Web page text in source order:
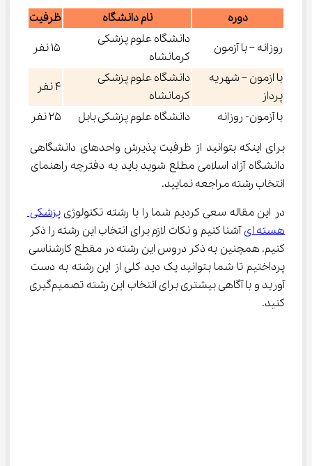
دوره
نام دانشگاه
ظرفیت
روزانه – با آزمون
دانشگاه علوم پزشکی
کرمانشاه
۱۵ نفر
با ازمون – شهریه
پرداز
دانشگاه علوم پزشکی
کرمانشاه
۴ نفر
با آزمون- روزانه
دانشگاه علوم پزشکی بابل
۲۵ نفر
برای اینکه بتوانید از ظرفیت پذیرش واحدهای دانشگاهی
دانشگاه آزاد اسلامی مطلع شوید باید به دفترچه راهنمای
انتخاب رشته مراجعه نمایید.
در این مقاله سعی کردیم شما را با رشته تکنولوژی پزشکی
هسته ای آشنا کنیم و نکات لازم برای انتخاب این رشته را ذکر
کنیم. همچنین به ذکر دروس این رشته در مقطع کارشناسی
پرداختیم تا شما بتوانید یک دید کلی از این رشته به دست
آورید و با آگاهی بیشتری برای انتخاب این رشته تصمیم‌گیری
کنید.